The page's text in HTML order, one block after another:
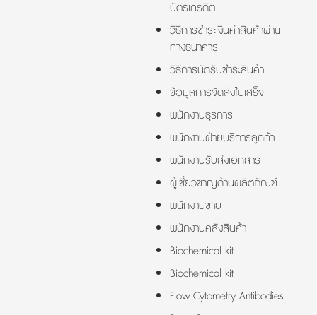
บัตรเครดิต
วิธีการชำระเงินค่าสินค้าผ่าน
ทางธนาคาร
วิธีการนัดรับชำระสินค้า
ข้อมูลการจัดส่งใบเสร็จ
พนักงานธุรการ
พนักงานฝ่ายบริการลูกค้า
พนักงานรับส่งเอกสาร
ผู้เชี่ยวชาญด้านผลิตภัณฑ์
พนักงานขาย
พนักงานคลังสินค้า
Biochemical kit
Biochemical kit
Flow Cytometry Antibodies